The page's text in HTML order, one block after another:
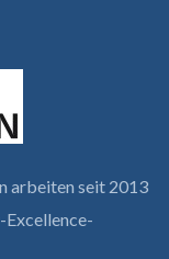
arbeiten seit 2013
Excellence-